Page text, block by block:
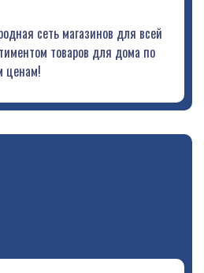
сеть магазинов для всей
товаров для дома по
ценам!